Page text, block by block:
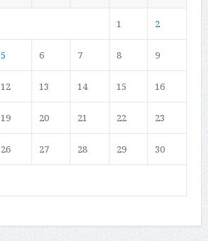
1 2
5 6 7 8 9
12 13 14 15 16
19 20 21 22 23
26 27 28 29 30